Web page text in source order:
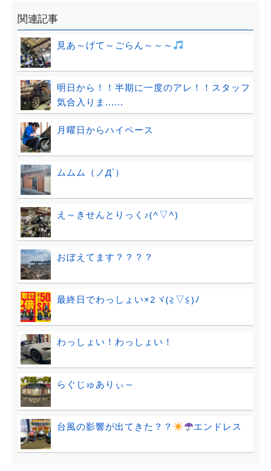
関連記事
見あ～げて～ごらん～～～
明日から！！半期に一度のアレ！！スタッフ
気合入りま......
月曜日からハイペース
ムムム（ノД`）
え～きせんとりっく♪(^▽^)
おぼえてます？？？？
最終日でわっしょい×2ヾ(≧▽≦)ﾉ
わっしょい！わっしょい！
らぐじゅありぃ～
台風の影響が出てきた？？ エンドレス